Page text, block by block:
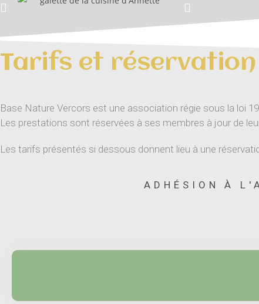
Tarifs et réservation
Base Nature Vercors est une association régie sous la loi
Les prestations sont réservées à ses membres à jour de
Les tarifs présentés si dessous donnent lieu à une
ADHÉSION À